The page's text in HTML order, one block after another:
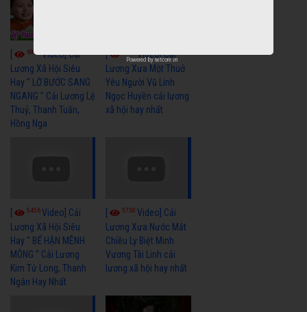
6964 Video] Cải
Lương Xã Hội Siêu
Hay " LỠ BƯỚC SANG
NGANG " Cải Lương Lệ
Thuỷ, Thanh Tuấn,
Hồng Nga
[
Video] Cải
Lương Xưa Một Thuở
Yêu Người Vũ Linh
Ngọc Huyền cải lương
xã hội hay nhất
5456Video] Cải
Lương Xã Hội Siêu
Hay " BỂ HẬN MÊNH
MÔNG " Cải Lương
Kim Tử Long, Thanh
Ngân Hay Nhất
5730Video] Cải
Lương Xưa Nước Mắt
Chiều Ly Biệt Minh
Vương Tài Linh cải
lương xã hội hay nhất
Powered by netcore.vn